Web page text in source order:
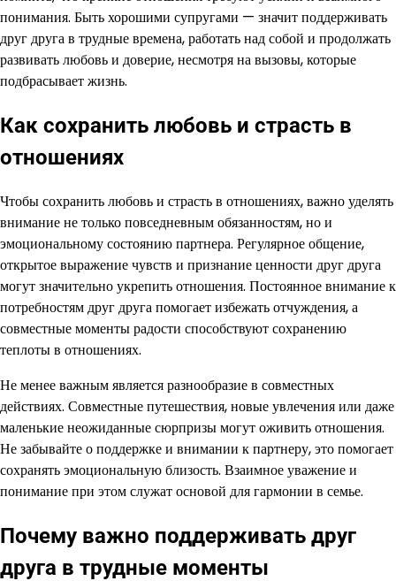
понимания. Быть хорошими супругами — значит поддерживать
друг друга в трудные времена, работать над собой и продолжать
развивать любовь и доверие, несмотря на вызовы, которые
подбрасывает жизнь.
Как сохранить любовь и страсть в
отношениях
Чтобы сохранить любовь и страсть в отношениях, важно уделять
внимание не только повседневным обязанностям, но и
эмоциональному состоянию партнера. Регулярное общение,
открытое выражение чувств и признание ценности друг друга
могут значительно укрепить отношения. Постоянное внимание к
потребностям друг друга помогает избежать отчуждения, а
совместные моменты радости способствуют сохранению
теплоты в отношениях.
Не менее важным является разнообразие в совместных
действиях. Совместные путешествия, новые увлечения или даже
маленькие неожиданные сюрпризы могут оживить отношения.
Не забывайте о поддержке и внимании к партнеру, это помогает
сохранять эмоциональную близость. Взаимное уважение и
понимание при этом служат основой для гармонии в семье.
Почему важно поддерживать друг
друга в трудные моменты